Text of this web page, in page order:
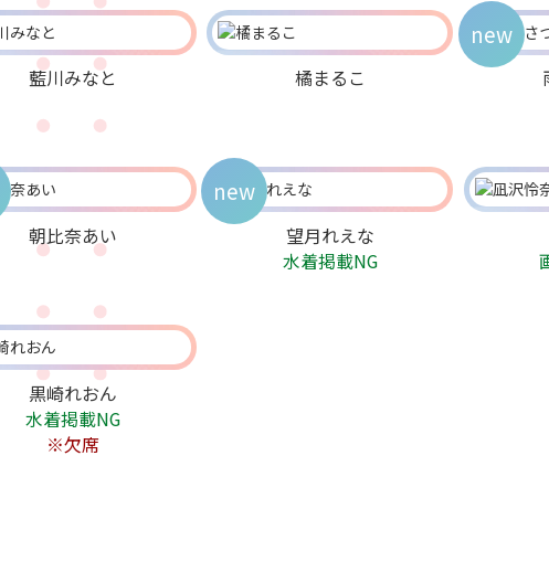
藍川みなと 橘まるこ
new
朝比奈あい
望月れえな
水着掲載NG
new
黒崎れおん
水着掲載NG
※欠席